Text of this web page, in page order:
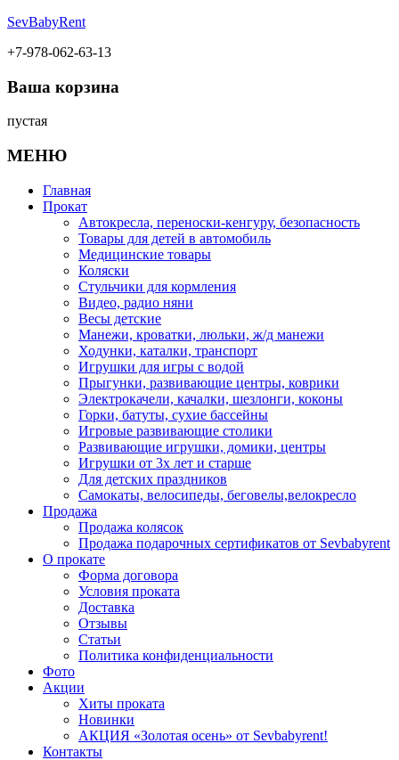
SevBabyRent
+7-978-062-63-13
Ваша корзина
пустая
МЕНЮ
Главная
Прокат
Автокресла, переноски-кенгуру, безопасность
Товары для детей в автомобиль
Медицинские товары
Коляски
Стульчики для кормления
Видео, радио няни
Весы детские
Манежи, кроватки, люльки, ж/д манежи
Ходунки, каталки, транспорт
Игрушки для игры с водой
Прыгунки, развивающие центры, коврики
Электрокачели, качалки, шезлонги, коконы
Горки, батуты, сухие бассейны
Игровые развивающие столики
Развивающие игрушки, домики, центры
Игрушки от 3х лет и старше
Для детских праздников
Самокаты, велосипеды, беговелы,велокресло
Продажа
Продажа колясок
Продажа подарочных сертификатов от Sevbabyrent
О прокате
Форма договора
Условия проката
Доставка
Отзывы
Статьи
Политика конфиденциальности
Фото
Акции
Хиты проката
Новинки
АКЦИЯ «Золотая осень» от Sevbabyrent!
Контакты